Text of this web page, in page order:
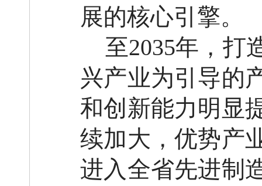
展的核心引擎。
至2035年，打
兴产业为引导的
和创新能力明显
续加大，优势产
进入全省先进制